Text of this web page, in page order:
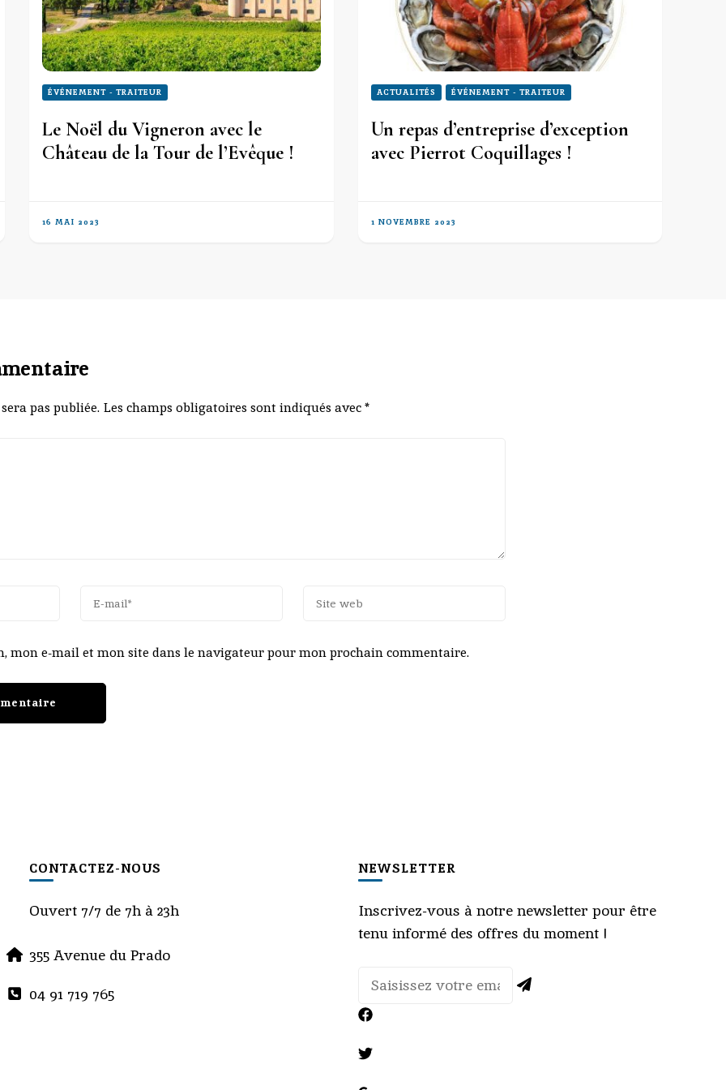
ÉVÉNEMENT - TRAITEUR
Le Noël du Vigneron avec le
Château de la Tour de l’Evêque !
16 MAI 2023
ACTUALITÉS ÉVÉNEMENT - TRAITEUR
Un repas d’entreprise d’exception
avec Pierrot Coquillages !
1 NOVEMBRE 2023
pas publiée. Les champs obligatoires sont indiqués avec*
mon e-mail et mon site dans le navigateur pour mon prochain commentaire.
CONTACTEZ-NOUS
Ouvert 7/7 de 7h à 23h
355 Avenue du Prado
04 91 719 765
NEWSLETTER
Inscrivez-vous à notre newsletter pour être
tenu informé des offres du moment !